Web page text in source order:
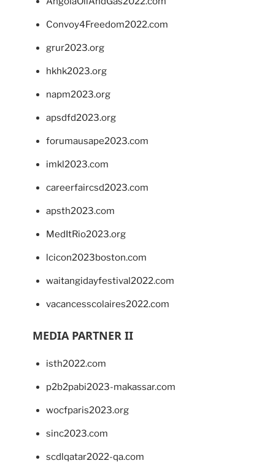
Convoy4Freedom2022.com
grur2023.org
hkhk2023.org
napm2023.org
apsdfd2023.org
forumausape2023.com
imkl2023.com
careerfaircsd2023.com
apsth2023.com
MedItRio2023.org
lcicon2023boston.com
waitangidayfestival2022.com
vacancesscolaires2022.com
MEDIA PARTNER II
isth2022.com
p2b2pabi2023-makassar.com
wocfparis2023.org
sinc2023.com
scdlqatar2022-qa.com